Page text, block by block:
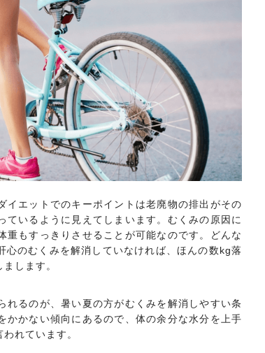
イエットでのキーポイントは老廃物の排出がその
ているように見えてしまいます。むくみの原因に
重もすっきりさせることが可能なのです。どんな
心のむくみを解消していなければ、ほんの数kg落
します。
れるのが、暑い夏の方がむくみを解消しやすい条
かかない傾向にあるので、体の余分な水分を上手
れています。